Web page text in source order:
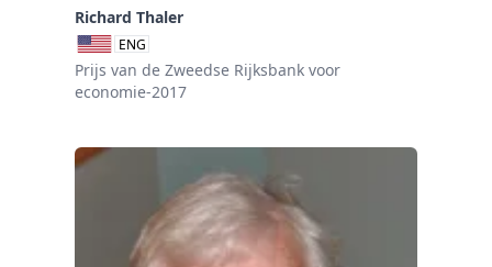
Richard Thaler
ENG
Prijs van de Zweedse Rijksbank voor
economie-2017